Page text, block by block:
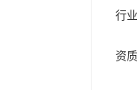
行
资